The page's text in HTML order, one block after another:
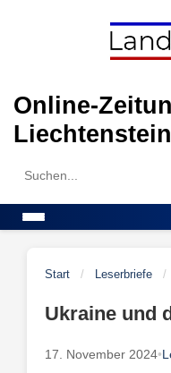
Online-
Liechtenstein
Search
Start / Leserbriefe /
Ukraine und
17. November 2024•